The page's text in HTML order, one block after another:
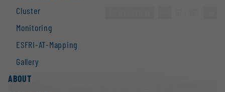
Cluster
Monitoring
ESFRI-AT-Mapping
Gallery
ABOUT